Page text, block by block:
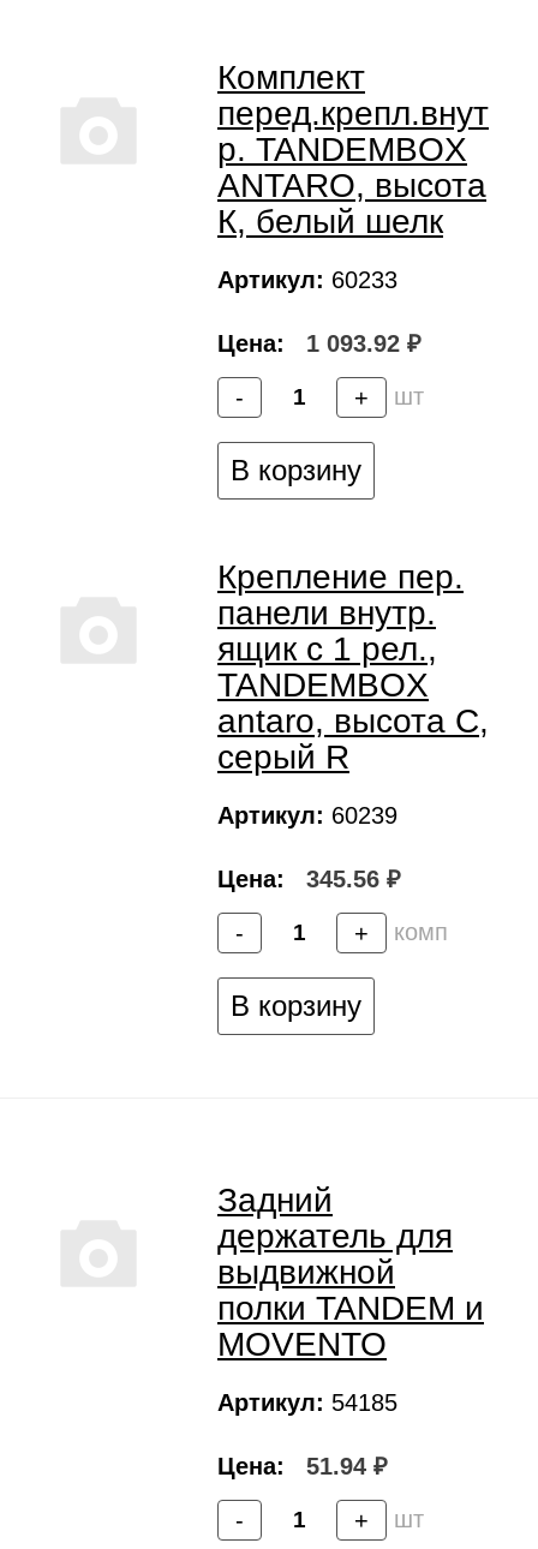
Комплект
перед.крепл.внут
р. TANDEMBOX
ANTARO, высота
К, белый шелк
Артикул: 60233
Цена: 1 093.92 ₽
- + шт
В корзину
Крепление пер.
панели внутр.
ящик c 1 рел.,
TANDEMBOX
antaro, высота C,
серый R
Артикул: 60239
Цена: 345.56 ₽
- + комп
В корзину
Задний
держатель для
выдвижной
полки TANDEM и
MOVENTO
Артикул: 54185
Цена: 51.94 ₽
- + шт